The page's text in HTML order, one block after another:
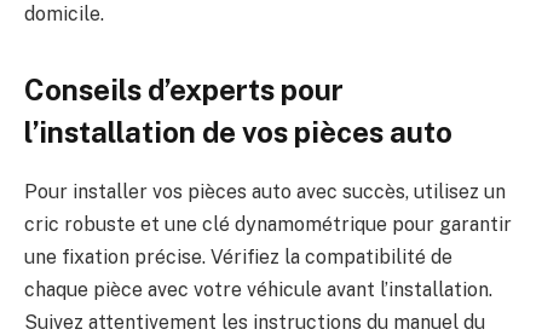
domicile.
Conseils d’experts pour
l’installation de vos pièces auto
Pour installer vos pièces auto avec succès, utilisez un
cric robuste et une clé dynamométrique pour garantir
une fixation précise. Vérifiez la compatibilité de
chaque pièce avec votre véhicule avant l’installation.
Suivez attentivement les instructions du manuel du